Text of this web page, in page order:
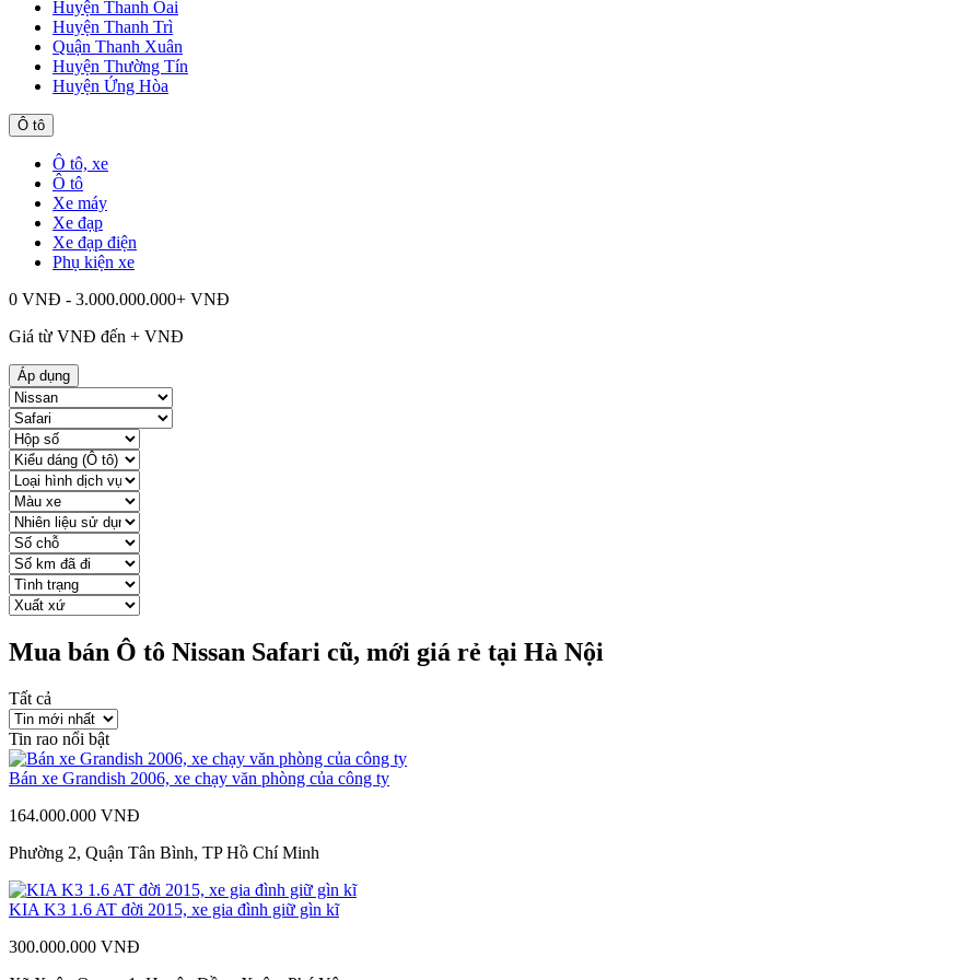
Huyện Thanh Oai
Huyện Thanh Trì
Quận Thanh Xuân
Huyện Thường Tín
Huyện Ứng Hòa
Ô tô
Ô tô, xe
Ô tô
Xe máy
Xe đạp
Xe đạp điện
Phụ kiện xe
0 VNĐ - 3.000.000.000+ VNĐ
Giá từ VNĐ đến + VNĐ
Áp dụng
Mua bán Ô tô Nissan Safari cũ, mới giá rẻ tại Hà Nội
Tất cả
Tin rao nổi bật
Bán xe Grandish 2006, xe chạy văn phòng của công ty
164.000.000 VNĐ
Phường 2, Quận Tân Bình, TP Hồ Chí Minh
KIA K3 1.6 AT đời 2015, xe gia đình giữ gìn kĩ
300.000.000 VNĐ